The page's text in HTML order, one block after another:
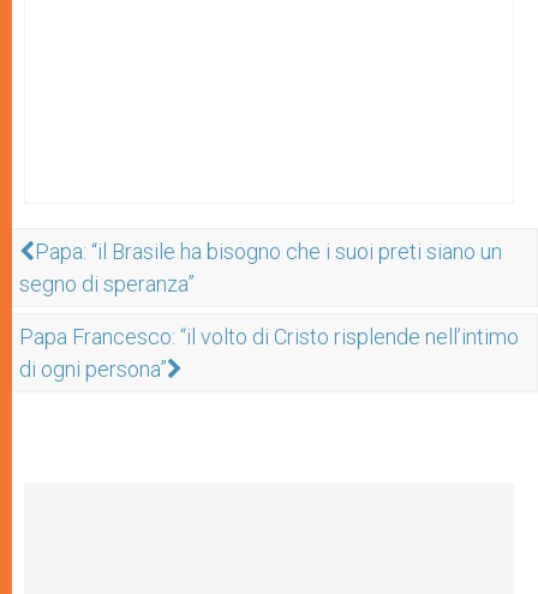
Papa: “il Brasile ha bisogno che i suoi preti siano un
segno di speranza”
Papa Francesco: “il volto di Cristo risplende nell’intimo
di ogni persona”